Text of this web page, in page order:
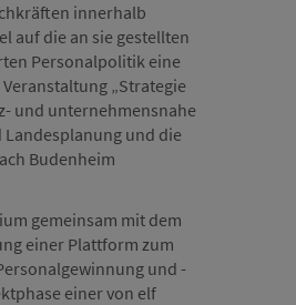
innerhalb
auf die an sie gestellten
Personalpolitik eine
„Strategie
und unternehmensnahe
Landesplanung und die
Budenheim
gemeinsam mit dem
einer Plattform zum
und -
einer von elf